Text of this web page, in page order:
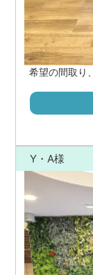
希望の間取り
Y・A様